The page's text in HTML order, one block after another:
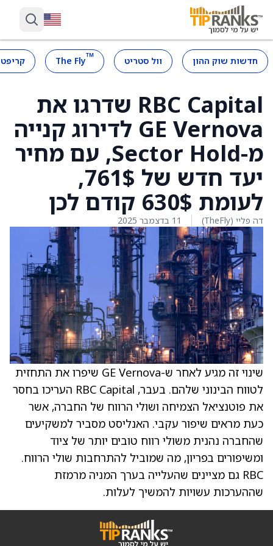
חדשות שוק ההון וול סטריט ™
The Fly
RBC Capital שדרגו את
GE Vernova לדירוג קנייה
מ-Sector Hold, עם מחיר
יעד חדש של 761$,
לעומת 630$ קודם לכן
דה פליי (TheFly) 11 בדצמבר 2025
שינוי זה מגיע לאחר ש-GE Vernova שיפרו את התחזית
לטווח הבינוני שלהם. בעבר, RBC Capital העריכו בחסר
את פוטנציאל הצמיחה ושולי הרווח של החברה, אשר
כעת מראים שיפור עקבי. האנליסט מסביר למשקיעים
שהחברה נהנית משולי רווח טובים יותר של ציוד
ומשיפורים בפריון, מה שמוביל להתרחבות שולי הרווח.
RBC גם מציינים שהעלייה בערך המניה מרמזת
שההערכות עשויות להמשיך לעלות.